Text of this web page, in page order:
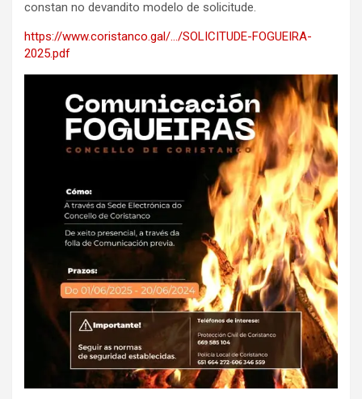
constan no devandito modelo de solicitude.
https://www.coristanco.gal/…/SOLICITUDE-FOGUEIRA-
2025.pdf